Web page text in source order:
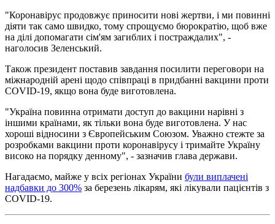
"Коронавірус продовжує приносити нові жертви, і ми повинні
діяти так само швидко, тому спрощуємо бюрократію, щоб вже
на ділі допомагати сім'ям загиблих і постраждалих", -
наголосив Зеленський.
Також президент поставив завдання посилити переговори на
міжнародній арені щодо співпраці в придбанні вакцини проти
COVID-19, якщо вона буде виготовлена.
"Україна повинна отримати доступ до вакцини нарівні з
іншими країнами, як тільки вона буде виготовлена. У нас
хороші відносини з Європейським Союзом. Уважно стежте за
розробками вакцини проти коронавірусу і тримайте Україну
високо на порядку денному", - зазначив глава держави.
Нагадаємо, майже у всіх регіонах України були виплачені
надбавки до 300% за березень лікарям, які лікували пацієнтів з
COVID-19.